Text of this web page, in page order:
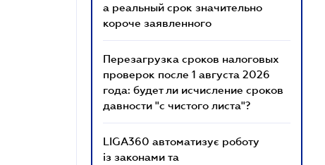
а реальный срок значительно
короче заявленного
Перезагрузка сроков налоговых
проверок после 1 августа 2026
года: будет ли исчисление сроков
давности "с чистого листа"?
LIGA360 автоматизує роботу
із законами та